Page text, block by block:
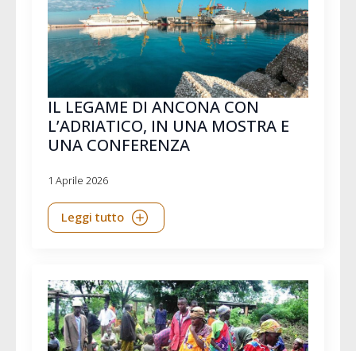
IL LEGAME DI ANCONA CON
L’ADRIATICO, IN UNA MOSTRA E
UNA CONFERENZA
1 Aprile 2026
Leggi tutto